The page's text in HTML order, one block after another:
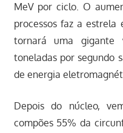
MeV por ciclo. O
processos faz a
tornará uma gigante
toneladas por segundo
de energia
Depois do núcleo,
compões 55% da